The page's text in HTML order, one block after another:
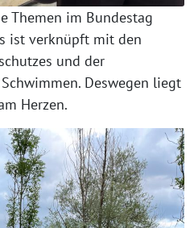
Themen im Bundestag
ist verknüpft mit den
und der
Deswegen liegt
Herzen.